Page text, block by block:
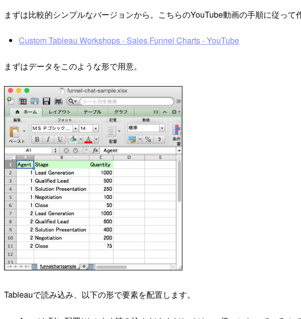
まずは比較的シンプルなバージョンから。こちらのYouTube動画の手順に従って
Custom Tableau Workshops - Sales Funnel Charts - YouTube
まずはデータをこのような形で用意。
Tableauで読み込み、以下の形で要素を配置します。